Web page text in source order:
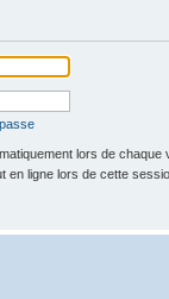
lors de chaque
en ligne lors de cette